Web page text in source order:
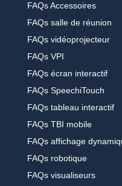
FAQs Accessoires
FAQs salle de réunion
FAQs vidéoprojecteur
FAQs VPI
FAQs écran interactif
FAQs SpeechiTouch
FAQs tableau interactif
FAQs TBI mobile
FAQs affichage
FAQs robotique
FAQs visualiseurs